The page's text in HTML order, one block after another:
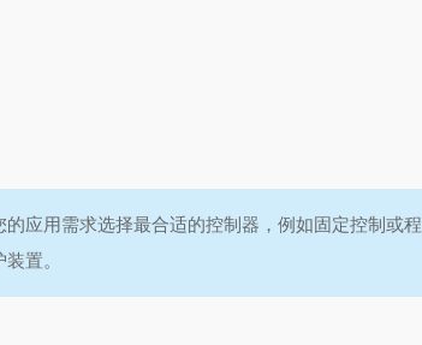
的应用需求选择最合适的控制器，例如固定控制或程
置。